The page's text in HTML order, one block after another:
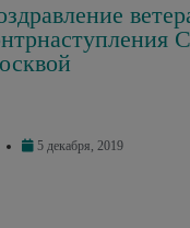
5 декабря, 2019